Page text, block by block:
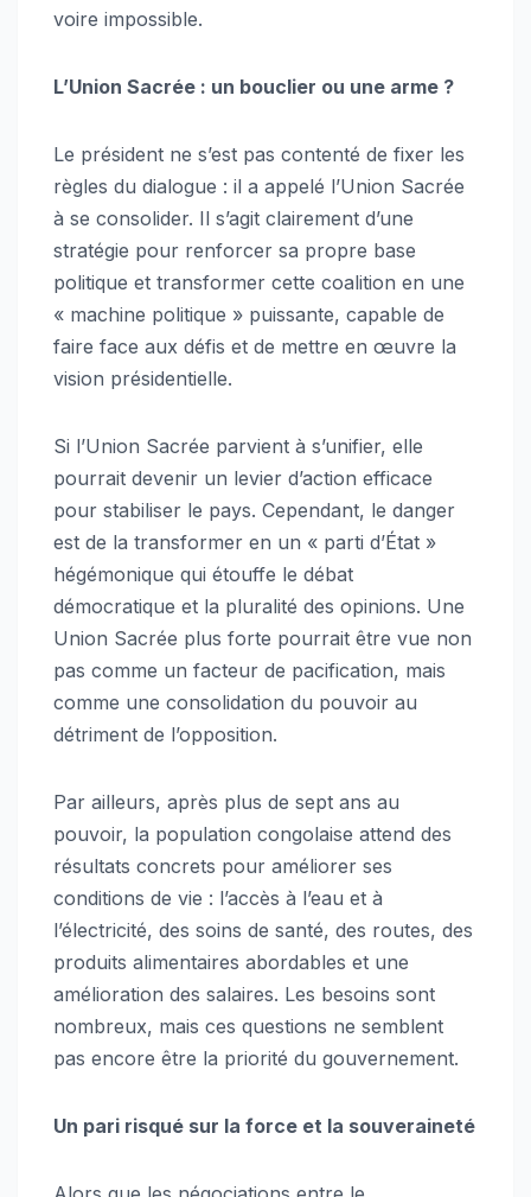
voire impossible.
L’Union Sacrée : un bouclier ou une arme ?
Le président ne s’est pas contenté de fixer les
règles du dialogue : il a appelé l’Union Sacrée
à se consolider. Il s’agit clairement d’une
stratégie pour renforcer sa propre base
politique et transformer cette coalition en une
« machine politique » puissante, capable de
faire face aux défis et de mettre en œuvre la
vision présidentielle.
Si l’Union Sacrée parvient à s’unifier, elle
pourrait devenir un levier d’action efficace
pour stabiliser le pays. Cependant, le danger
est de la transformer en un « parti d’État »
hégémonique qui étouffe le débat
démocratique et la pluralité des opinions. Une
Union Sacrée plus forte pourrait être vue non
pas comme un facteur de pacification, mais
comme une consolidation du pouvoir au
détriment de l’opposition.
Par ailleurs, après plus de sept ans au
pouvoir, la population congolaise attend des
résultats concrets pour améliorer ses
conditions de vie : l’accès à l’eau et à
l’électricité, des soins de santé, des routes, des
produits alimentaires abordables et une
amélioration des salaires. Les besoins sont
nombreux, mais ces questions ne semblent
pas encore être la priorité du gouvernement.
Un pari risqué sur la force et la souveraineté